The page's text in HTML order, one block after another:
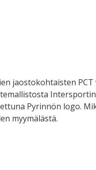
jaostokohtaisten
Pyrinnön logo.
myymälästä.